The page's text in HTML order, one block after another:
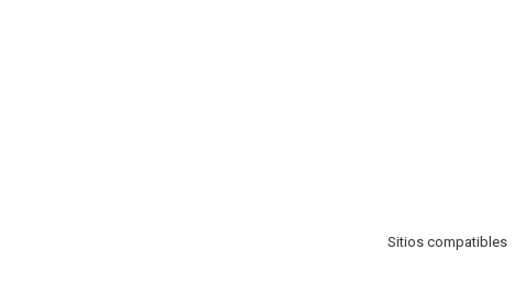
Sitios compatibles